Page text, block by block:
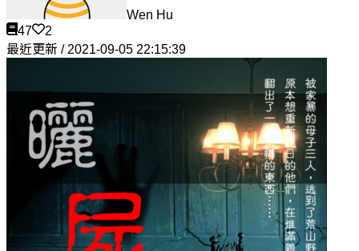
Wen Hu
47
2
最近更新 / 2021-09-05 22:15:39